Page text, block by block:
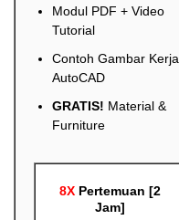
Modul PDF + Video
Tutorial
Contoh Gambar Kerja
AutoCAD
GRATIS! Material &
Furniture
8X Pertemuan [2
Jam]